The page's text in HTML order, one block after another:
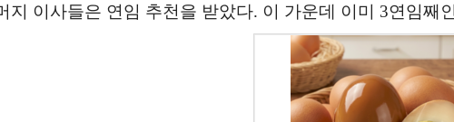
지 이사들은 연임 추천을 받았다. 이 가운데 이미 3연임째